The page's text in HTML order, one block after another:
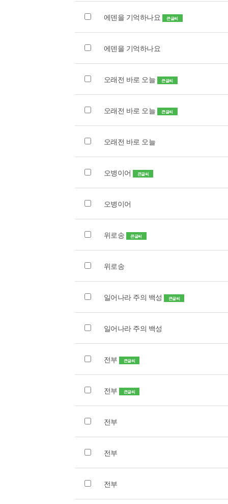
에덴을 기억하나요 큰글씨
에덴을 기억하나요
오래전 바로 오늘 큰글씨
오래전 바로 오늘 큰글씨
오래전 바로 오늘
오병이어 큰글씨
오병이어
위로송 큰글씨
위로송
일어나라 주의 백성 큰글씨
일어나라 주의 백성
전부 큰글씨
전부 큰글씨
전부
전부
전부